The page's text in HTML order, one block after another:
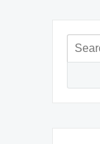
Search